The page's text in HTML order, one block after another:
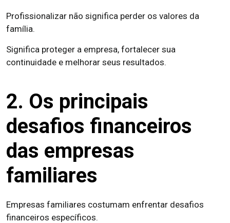
Profissionalizar não significa perder os valores da
família.
Significa proteger a empresa, fortalecer sua
continuidade e melhorar seus resultados.
2. Os principais
desafios financeiros
das empresas
familiares
Empresas familiares costumam enfrentar desafios
financeiros específicos.